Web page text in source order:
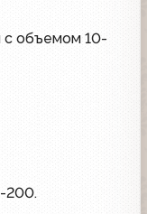
с объемом 10-
200.